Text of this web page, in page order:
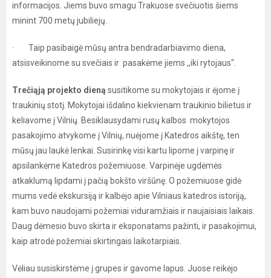
informacijos. Jiems buvo smagu Trakuose svečiuotis šiems
minint 700 metų jubiliejų.
· Taip pasibaigė mūsų antra bendradarbiavimo diena,
atsisveikinome su svečiais ir pasakėme jiems ,,iki rytojaus".
Trečiąją projekto dieną susitikome su mokytojais ir ėjome į
traukinių stotį. Mokytojai išdalino kiekvienam traukinio bilietus ir
keliavome į Vilnių. Besiklausydami rusų kalbos mokytojos
pasakojimo atvykome į Vilnių, nuėjome į Katedros aikštę, ten
mūsų jau laukė lenkai. Susirinkę visi kartu lipome į varpinę ir
apsilankėme Katedros požemiuose. Varpinėje ugdėmės
atkaklumą lipdami į pačią bokšto viršūnę. O požemiuose gidė
mums vedė ekskursiją ir kalbėjo apie Vilniaus katedros istoriją,
kam buvo naudojami požemiai viduramžiais ir naujaisiais laikais.
Daug dėmesio buvo skirta ir eksponatams pažinti, ir pasakojimui,
kaip atrodė požemiai skirtingais laikotarpiais.
Vėliau susiskirstėme į grupes ir gavome lapus. Juose reikėjo